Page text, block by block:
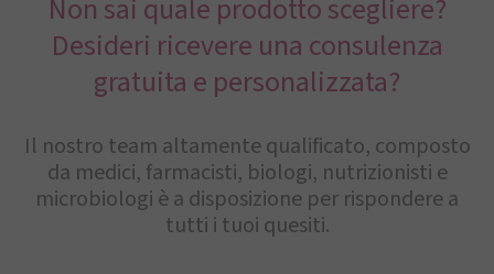
Non sai quale prodotto scegliere?
Desideri ricevere una consulenza
gratuita e personalizzata?
Il nostro team altamente qualificato, composto
da medici, farmacisti, biologi, nutrizionisti e
microbiologi è a disposizione per rispondere a
tutti i tuoi quesiti.